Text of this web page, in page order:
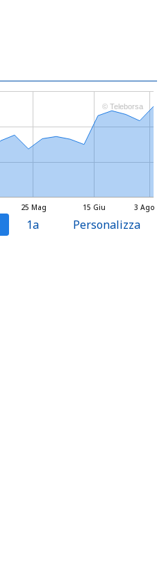
3 Ago
25 Mag 15 Giu
© Teleborsa
1a Personalizza